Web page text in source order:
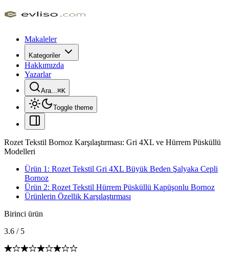
Makaleler
Kategoriler
Hakkımızda
Yazarlar
Ara...⌘K
Toggle theme
Rozet Tekstil Bornoz Karşılaştırması: Gri 4XL ve Hürrem Püsküllü
Modelleri
Ürün 1: Rozet Tekstil Gri 4XL Büyük Beden Şalyaka Cepli
Bornoz
Ürün 2: Rozet Tekstil Hürrem Püsküllü Kapüşonlu Bornoz
Ürünlerin Özellik Karşılaştırması
Birinci ürün
3.6 / 5